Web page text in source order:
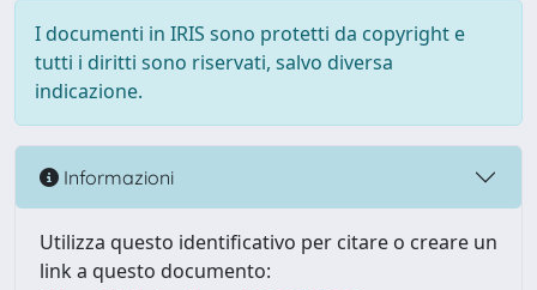
I documenti in IRIS sono protetti da copyright e
tutti i diritti sono riservati, salvo diversa
indicazione.
Informazioni
Utilizza questo identificativo per citare o creare un
link a questo documento: